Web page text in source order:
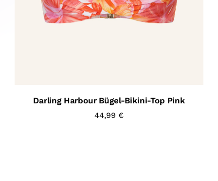
Darling Harbour Bügel-Bikini-Top Pink
44,99 €